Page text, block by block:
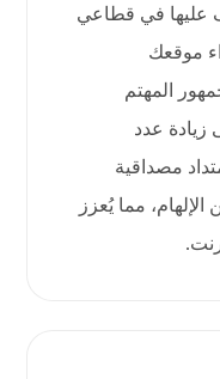
عليها في قطاعي
موقعك
المهتم
زيادة عدد
مصداقية
مما يُعزز